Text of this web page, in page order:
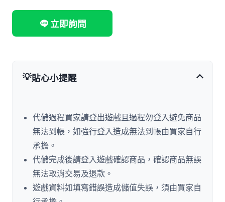
立即詢問
💡貼心小提醒
代儲過程買家請登出遊戲且過程勿登入避免商品
無法到帳，如強行登入造成無法到帳由買家自行
承擔。
代儲完成後請登入遊戲確認商品，確認商品無誤
無法取消交易及退款。
遊戲資料如填寫錯誤造成儲值失誤，須由買家自